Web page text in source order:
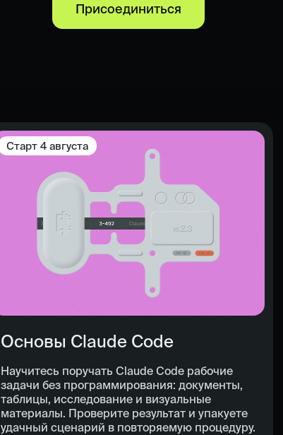
Присоединиться
Старт 4 августа
Основы Claude Code
Научитесь поручать Claude Code рабочие
задачи без программирования: документы,
таблицы, исследование и визуальные
материалы. Проверите результат и упакуете
удачный сценарий в повторяемую процедуру.